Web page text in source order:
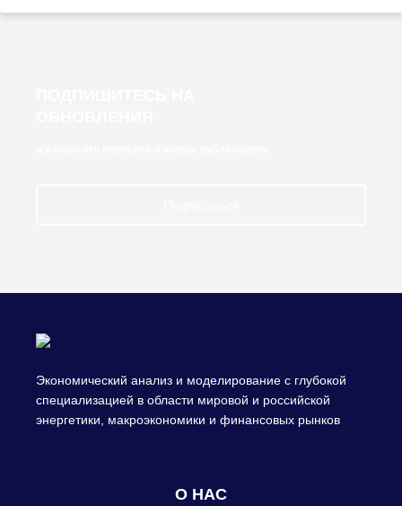
Экономический анализ и моделирование с глубокой
специализацией в области мировой и российской
энергетики, макроэкономики и финансовых рынков
О НАС